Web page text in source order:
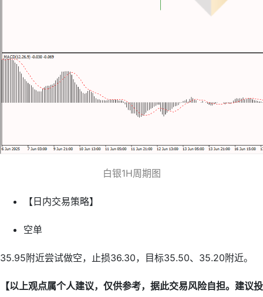
白银1H周期图
【日内交易策略】
空单
35.95附近尝试做空，止损36.30，目标35.50、35.20附近。
【以上观点属个人建议，仅供参考，据此交易风险自担。建议投